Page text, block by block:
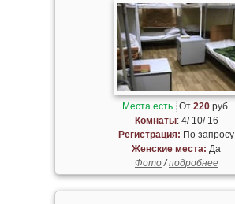
Места есть От220 руб.
Комнаты: 4/ 10/ 16
Регистрация: По запросу
Женские места: Да
Фото/подробнее